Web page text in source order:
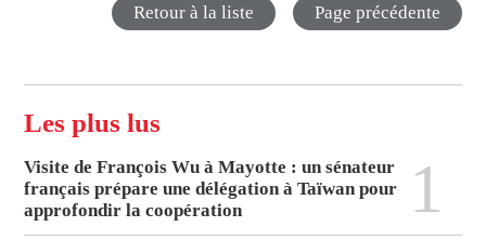
Retour à la liste Page précédente
Les plus lus
Visite de François Wu à Mayotte : un sénateur
français prépare une délégation à Taïwan pour
approfondir la coopération
1